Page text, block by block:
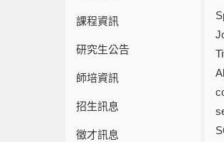
課程資訊
研究生公告
師培資訊
招生訊息
徵才訊息